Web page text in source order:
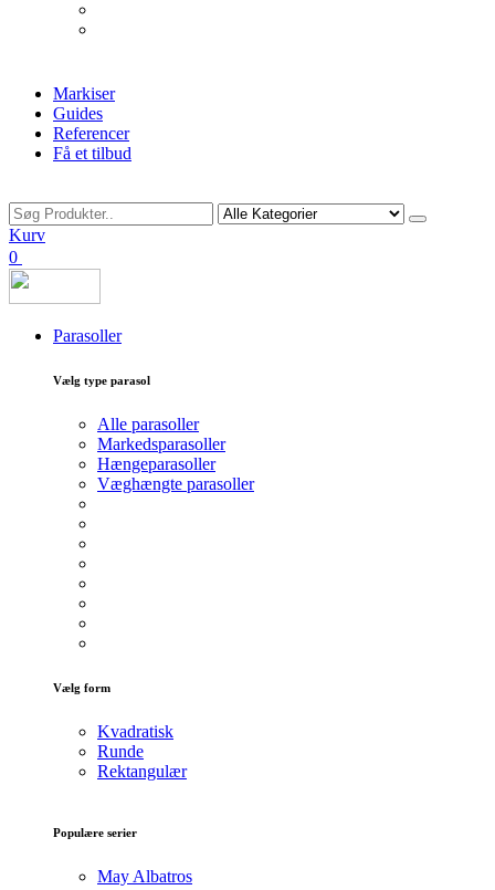
Markiser
Guides
Referencer
Få et tilbud
Kurv
0
Parasoller
Vælg type parasol
Alle parasoller
Markedsparasoller
Hængeparasoller
Væghængte parasoller
Vælg form
Kvadratisk
Runde
Rektangulær
Populære serier
May Albatros